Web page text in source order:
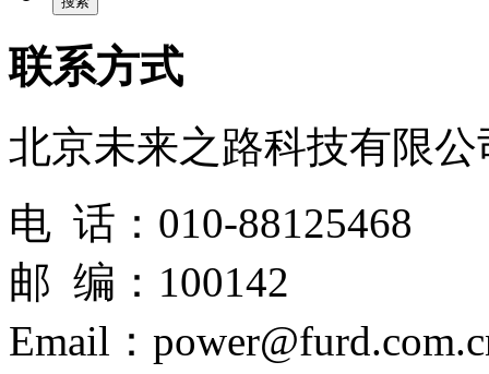
联系方式
北京未来之路科技有限公
电 话：010-88125468
邮 编：100142
Email：